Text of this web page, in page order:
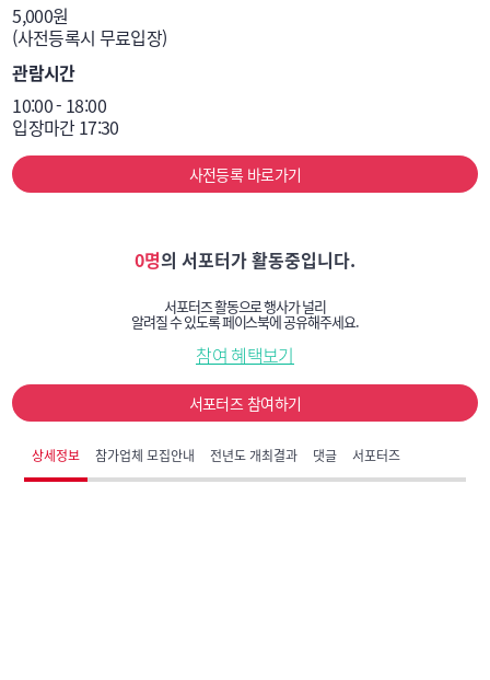
5,000원
(사전등록시 무료입장)
관람시간
10:00 - 18:00
사전등록 바로가기
0명의 서포터가 활동중입니다.
서포터즈 활동으로 행사가 널리
알려질 수 있도록 페이스북에 공유해주세요.
참여 혜택보기
서포터즈 참여하기
상세정보 참가업체 모집안내 전년도 개최결과 댓글 서포터즈